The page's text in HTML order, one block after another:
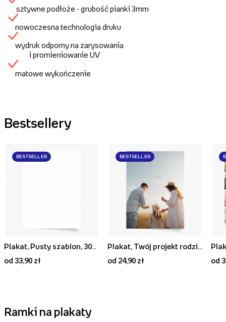
sztywne podłoże - grubość pianki 3mm
nowoczesna technologia druku
wydruk odporny na zarysowania
i promieniowanie UV
matowe wykończenie
Bestsellery
BESTSELLER
od 33,90 zł
BESTSELLER
od 24,90 zł
od
Ramki na plakaty